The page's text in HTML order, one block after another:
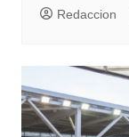
Redaccion